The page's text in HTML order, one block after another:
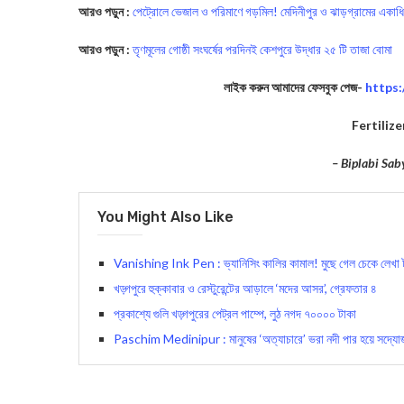
আরও পড়ুন : পেট্রোলে ভেজাল ও পরিমাণে গড়মিল! মেদিনীপুর ও ঝাড়গ্রামের
আরও পড়ুন : তৃণমূলের গোষ্ঠী সংঘর্ষের পরদিনই কেশপুরে উদ্ধার ২৫ টি তাজা বোমা
লাইক করুন আমাদের ফেসবুক পেজ-
– Biplabi
You Might Also Like
Vanishing Ink Pen : ভ্যানিসিং কালির কামাল! মুছে গেল চেকে লেখা
খড়্গপুরে হুক্কাবার ও রেস্টুরেন্টের আড়ালে ‘মদের আসর’, গ্রেফতার ৪
প্রকাশ্যে গুলি খড়্গপুরের পেট্রল পাম্পে, লুঠ নগদ ৭০০০০ টাকা
Paschim Medinipur : মানুষের ‘অত্যাচারে’ ভরা নদী পার হয়ে